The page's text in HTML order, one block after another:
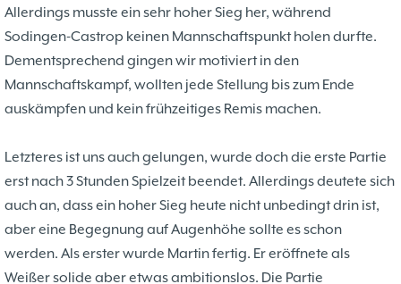
19.01 Jubiläums-Turniere 2
21.12 Jugendtraining 2
21.12
Kinder und Jugendliche - Schachjugend
Münster
20.09
2. Mannschaft
24.02 1. Mannschaft 37
29.07 Mannschaften 4
13.05 Stadtmeisterschaften 10
07.03 Ehrenamtliche Helfer 17
27.02 Social Media 4
09.02 SK 32 in der Presse 3
Allerdings musste ein sehr hoher Sieg her, während
Sodingen-Castrop keinen Mannschaftspunkt holen durfte.
Dementsprechend gingen wir motiviert in den
Mannschaftskampf, wollten jede Stellung bis zum Ende
auskämpfen und kein frühzeitiges Remis machen.
Letzteres ist uns auch gelungen, wurde doch die erste Partie
erst nach 3 Stunden Spielzeit beendet. Allerdings deutete sich
auch an, dass ein hoher Sieg heute nicht unbedingt drin ist,
aber eine Begegnung auf Augenhöhe sollte es schon
werden. Als erster wurde Martin fertig. Er eröffnete als
Weißer solide aber etwas ambitionslos. Die Partie